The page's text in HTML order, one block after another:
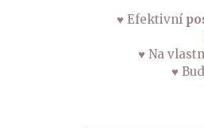
♥ Efektivní
♥ Na
♥